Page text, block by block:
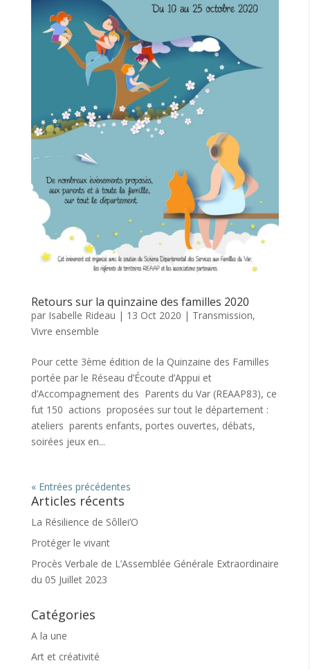
Retours sur la quinzaine des familles 2020
par Isabelle Rideau | 13 Oct 2020 | Transmission,
Vivre ensemble
Pour cette 3ème édition de la Quinzaine des Familles
portée par le Réseau d’Écoute d’Appui et
d’Accompagnement des Parents du Var (REAAP83), ce
fut 150 actions proposées sur tout le département :
ateliers parents enfants, portes ouvertes, débats,
soirées jeux en...
« Entrées précédentes
Articles récents
La Résilience de Sôllei’O
Protéger le vivant
Procès Verbale de L’Assemblée Générale Extraordinaire
du 05 Juillet 2023
Catégories
A la une
Art et créativité